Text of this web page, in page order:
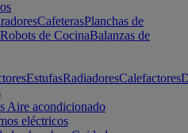
CafeterasPlanchas de
Robots de CocinaBalanzas de
EstufasRadiadoresCalefactores
Aire acondicionado
eléctricos